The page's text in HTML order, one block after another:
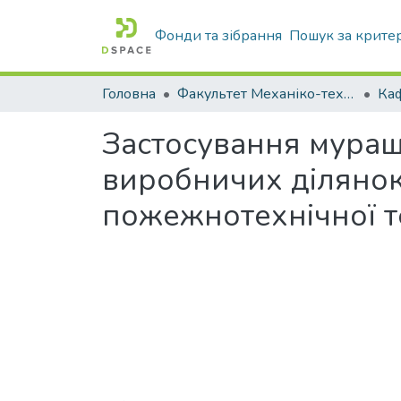
Фонди та зібрання Пошук за
Головна Факультет Механіко-технологічний
Застосування
виробничих
пожежнотехнічної